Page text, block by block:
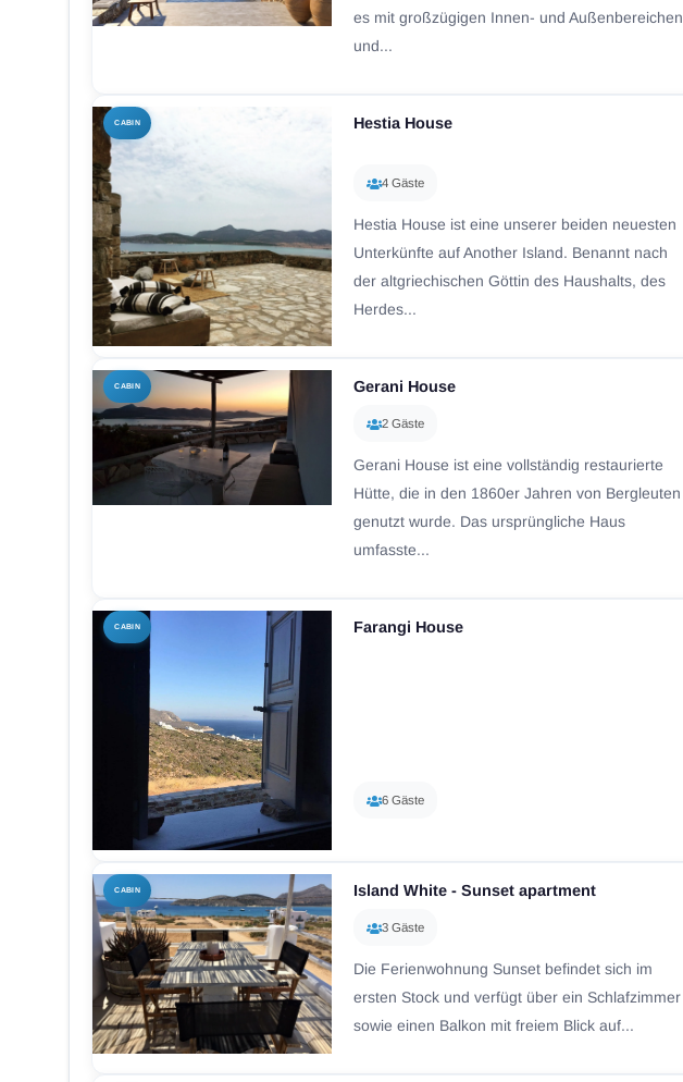
es mit großzügigen Innen- und Außenbereichen
und...
CABIN Hestia House
4 Gäste
Hestia House ist eine unserer beiden neuesten
Unterkünfte auf Another Island. Benannt nach
der altgriechischen Göttin des Haushalts, des
Herdes...
CABIN Gerani House
2 Gäste
Gerani House ist eine vollständig restaurierte
Hütte, die in den 1860er Jahren von Bergleuten
genutzt wurde. Das ursprüngliche Haus
umfasste...
CABIN Farangi House
6 Gäste
CABIN Island White - Sunset apartment
3 Gäste
Die Ferienwohnung Sunset befindet sich im
ersten Stock und verfügt über ein Schlafzimmer
sowie einen Balkon mit freiem Blick auf...